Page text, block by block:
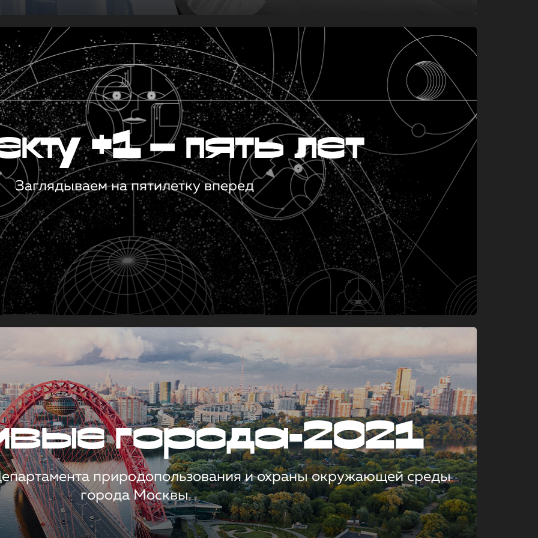
+1 — пять лет
Заглядываем на пятилетку вперед
города-2021
природопользования и охраны окружающей среды
города Москвы